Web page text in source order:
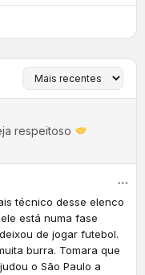
respeitoso
técnico desse elenco
está numa fase
deixou de jogar futebol.
burra. Tomara que
o São Paulo a